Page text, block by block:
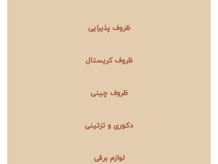
ظروف پذیرایی
ظروف کریستال
ظروف چینی
دکوری و تزئینی
لوازم برقی